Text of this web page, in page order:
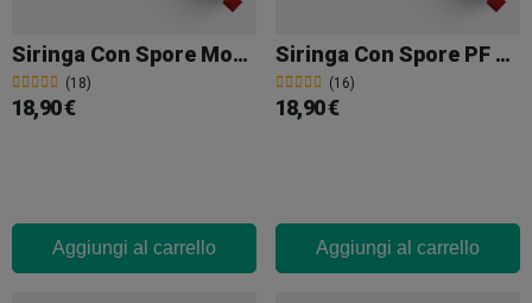
Siringa Con Spore Moby Dick
(18)
18,90 €
Aggiungi al carrello
Siringa Con Spore PF Original PFO
(16)
18,90 €
Aggiungi al carrello